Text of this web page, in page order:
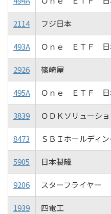
2114 フジ日本
493A Ｏｎｅ ＥＴＦ
2926 篠崎屋
495A Ｏｎｅ ＥＴＦ 日
3839 ＯＤＫソリューシ
8473 ＳＢＩホールディ
5905 日本製罐
9206 スターフライヤー
1939 四電工